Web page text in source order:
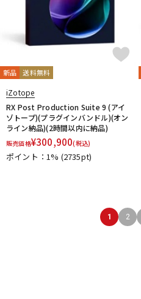
新品 送料無料
iZotope
RX Post Production Suite 9 (アイ
ゾトープ)(プラグインバンドル)(オン
ライン納品)(2時間以内に納品)
販売価格¥300,900(税込)
ポイント：1% (2735pt)
1 2